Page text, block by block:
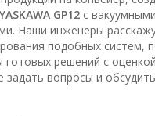
YASKAWA GP12 с
Наши инженеры
подобных систем,
готовых решений с
задать вопросы и